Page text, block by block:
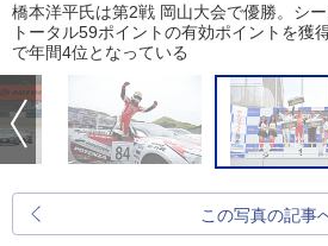
橋本洋平氏は第2戦 岡山大会で優勝。シ
トータル59ポイントの有効ポイントを獲
で年間4位となっている
この写真の記事